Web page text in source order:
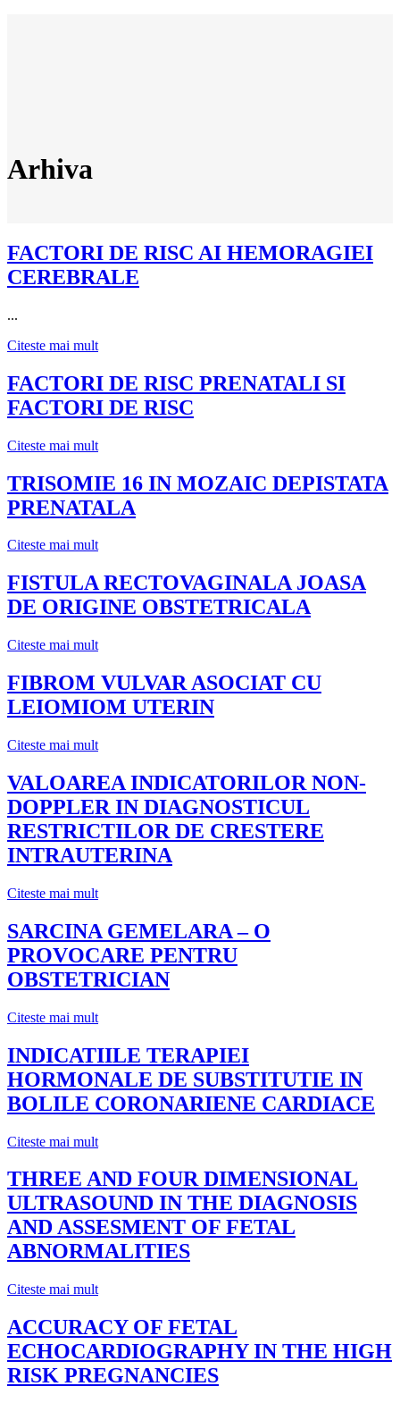
Arhiva
FACTORI DE RISC AI HEMORAGIEI
CEREBRALE
...
Citeste mai mult
FACTORI DE RISC PRENATALI SI
FACTORI DE RISC
Citeste mai mult
TRISOMIE 16 IN MOZAIC DEPISTATA
PRENATALA
Citeste mai mult
FISTULA RECTOVAGINALA JOASA
DE ORIGINE OBSTETRICALA
Citeste mai mult
FIBROM VULVAR ASOCIAT CU
LEIOMIOM UTERIN
Citeste mai mult
VALOAREA INDICATORILOR NON-
DOPPLER IN DIAGNOSTICUL
RESTRICTILOR DE CRESTERE
INTRAUTERINA
Citeste mai mult
SARCINA GEMELARA – O
PROVOCARE PENTRU
OBSTETRICIAN
Citeste mai mult
INDICATIILE TERAPIEI
HORMONALE DE SUBSTITUTIE IN
BOLILE CORONARIENE CARDIACE
Citeste mai mult
THREE AND FOUR DIMENSIONAL
ULTRASOUND IN THE DIAGNOSIS
AND ASSESMENT OF FETAL
ABNORMALITIES
Citeste mai mult
ACCURACY OF FETAL
ECHOCARDIOGRAPHY IN THE HIGH
RISK PREGNANCIES